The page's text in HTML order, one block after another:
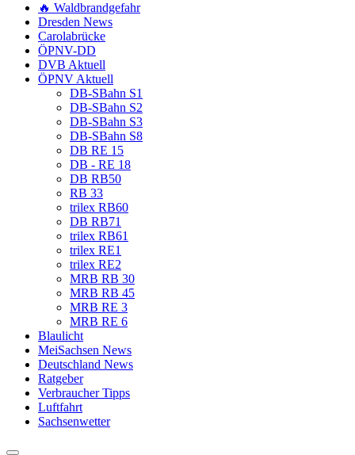
🔥 Waldbrandgefahr
Dresden News
Carolabrücke
ÖPNV-DD
DVB Aktuell
ÖPNV Aktuell
DB-SBahn S1
DB-SBahn S2
DB-SBahn S3
DB-SBahn S8
DB RE 15
DB - RE 18
DB RB50
RB 33
trilex RB60
DB RB71
trilex RB61
trilex RE1
trilex RE2
MRB RB 30
MRB RB 45
MRB RE 3
MRB RE 6
Blaulicht
MeiSachsen News
Deutschland News
Ratgeber
Verbraucher Tipps
Luftfahrt
Sachsenwetter